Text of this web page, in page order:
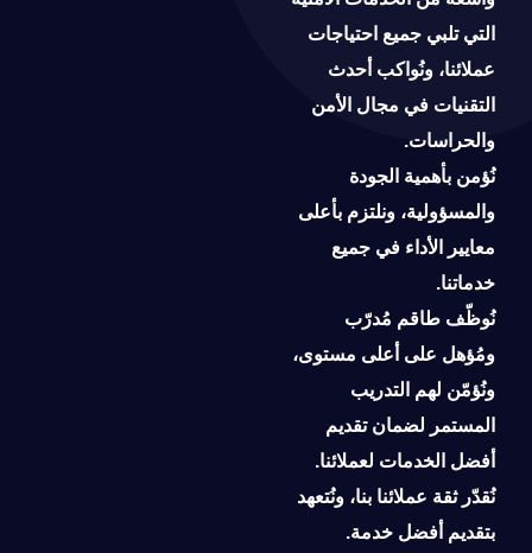
التي تلبي جميع احتياجات
عملائنا، ونُواكب أحدث
التقنيات في مجال الأمن
والحراسات.
نُؤمن بأهمية الجودة
والمسؤولية، ونلتزم بأعلى
معايير الأداء في جميع
خدماتنا.
نُوظّف طاقم مُدرّب
ومُؤهل على أعلى مستوى،
ونُؤمّن لهم التدريب
المستمر لضمان تقديم
أفضل الخدمات لعملائنا.
نُقدّر ثقة عملائنا بنا، ونُتعهد
بتقديم أفضل خدمة.